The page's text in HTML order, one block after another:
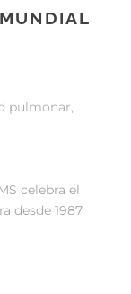
pulmonar,
celebra el
desde 1987